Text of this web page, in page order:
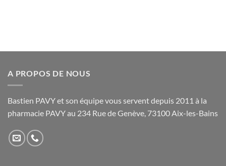
peuvent
choisies
sur
page
du
options
la
page
A PROPOS DE NOUS
Bastien PAVY et son équipe vous servent depuis 2011 à la
pharmacie PAVY au 234 Rue de Genève, 73100 Aix-les-Bains